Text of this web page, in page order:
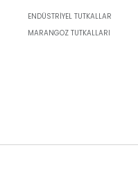
ENDÜSTRIYEL TUTKALLAR
MARANGOZ TUTKALLARI